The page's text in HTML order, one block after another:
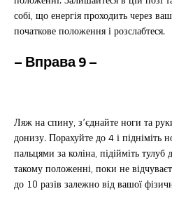
собі, що енергія проходить через
початкове положення і розслабтеся.
– Вправа9 –
Ляж на спину, з’єднайте ноги та
донизу. Порахуйте до 4 і
пальцями за коліна, підійміть тулуб
такому положенні, поки не
до 10 разів залежно від вашої